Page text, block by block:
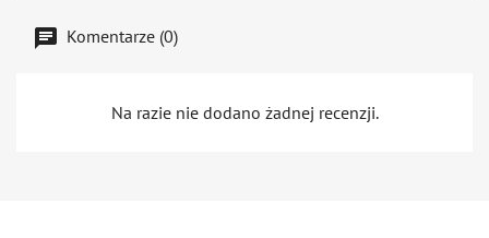
Komentarze (0)
Na razie nie dodano żadnej recenzji.